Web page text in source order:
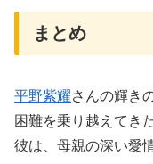
まとめ
平野紫耀さんの輝き
困難を乗り越えてき
彼は、母親の深い愛